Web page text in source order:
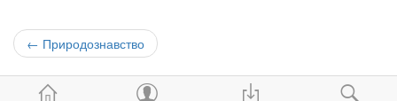
← Природознавство